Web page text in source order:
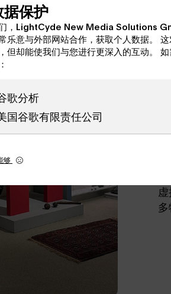
通
据保护
，LightCyde New Media Solutions
乐意与外部网站合作，获取个人数据。
但却能使我们与您进行更深入的互动。
歌分析
国谷歌有限责任公司
够